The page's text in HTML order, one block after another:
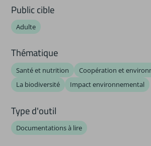
Public cible
Adulte
Thématique
Santé et nutrition
Coopération et
La biodiversité
Impact environnemental
Type d'outil
Documentations à lire